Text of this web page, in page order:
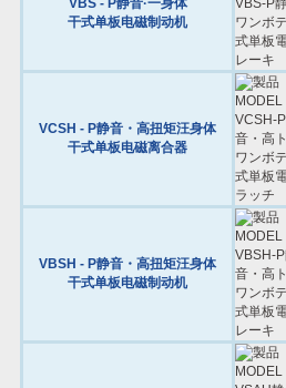
VBS - P静音·一身体
干式单板电磁制动机
VCSH - P静音・高扭矩汪身体
干式单板电磁离合器
VBSH - P静音・高扭矩汪身体
干式单板电磁制动机